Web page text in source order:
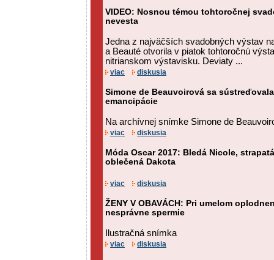
VIDEO: Nosnou témou tohtoročnej
nevesta
Jedna z najväčších svadobných výstav
a Beauté otvorila v piatok tohtoročnú
nitrianskom výstavisku. Deviaty ...
viac diskusia
Simone de Beauvoirová sa
emancipácie
Na archívnej snímke Simone de
viac diskusia
Móda Oscar 2017: Bledá Nicole,
oblečená Dakota
viac diskusia
ŽENY V OBAVÁCH: Pri umelom
nesprávne spermie
Ilustračná snímka
viac diskusia